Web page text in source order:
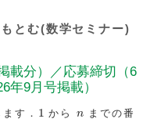
とむ(数学セミナー)
載分）／応募締切（6
年9月号掲載）
す． 1
1 からn
n までの番